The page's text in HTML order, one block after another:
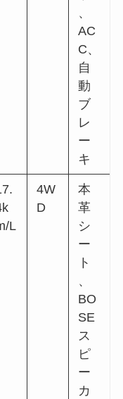
、
AC
C、
自
動
ブ
レ
ー
キ
L
4W
D
本
革
シ
ー
ト
、
BO
SE
ス
ピ
ー
カ